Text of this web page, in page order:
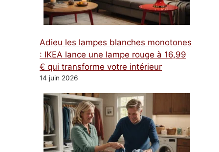
Adieu les lampes blanches monotones
: IKEA lance une lampe rouge à 16,99
€ qui transforme votre intérieur
14 juin 2026